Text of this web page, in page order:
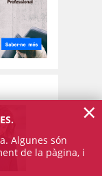
Algunes són
de la pàgina, i
×